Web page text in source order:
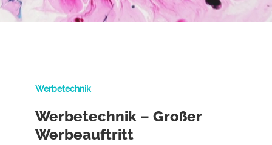
Werbetechnik
Werbetechnik – Großer
Werbeauftritt